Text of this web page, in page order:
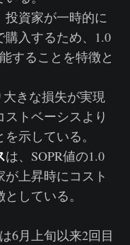
投資家が一時的に
入するため、1.0
することを特徴と
きな損失が実現
トベーシスより
示している。
は、SOPR値の1.0
上昇時にコスト
している。
6月上旬以来2回目